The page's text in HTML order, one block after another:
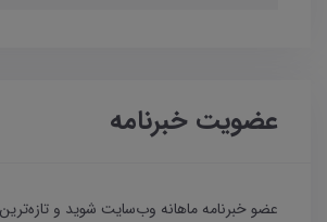
عضویت خبرنامه
عضو خبرنامه ماهانه وب‌سایت شوید و تازه‌ترین